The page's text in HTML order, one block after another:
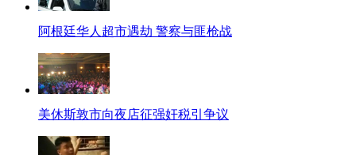
阿根廷华人超市遇劫 警察与匪枪战
美休斯敦市向夜店征强奸税引争议